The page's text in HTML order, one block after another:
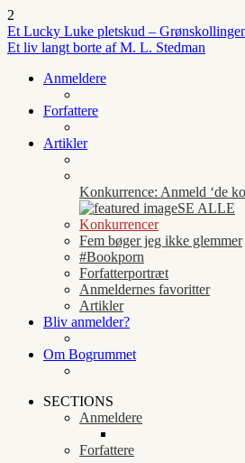
2
Et Lucky Luke pletskud –
Et liv langt borte af M. L. Stedman
Anmeldere
Forfattere
Artikler
Konkurrence: Anmeld ‘de
SE ALLE
Konkurrencer
Fem bøger jeg ikke glemmer
#Bookporn
Forfatterportræt
Anmeldernes favoritter
Artikler
Bliv anmelder?
Om Bogrummet
SECTIONS
Anmeldere
Forfattere